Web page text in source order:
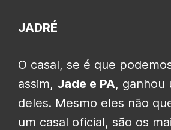
JADRÉ
O casal, se é que
assim, Jade e PA, ganhou
deles. Mesmo eles não
um casal oficial, são os